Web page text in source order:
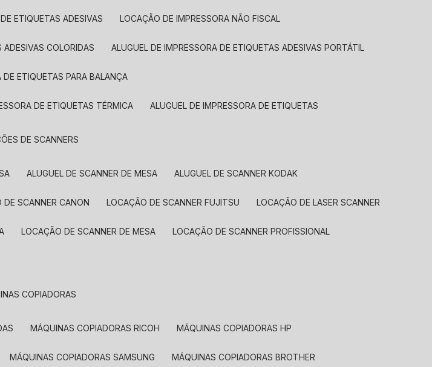
ETIQUETAS ADESIVAS LOCAÇÃO DE IMPRESSORA NÃO FISCAL
ADESIVAS COLORIDAS ALUGUEL DE IMPRESSORA DE ETIQUETAS ADESIVAS PORTÁTIL
DE ETIQUETAS PARA BALANÇA
DE ETIQUETAS TÉRMICA ALUGUEL DE IMPRESSORA DE ETIQUETAS
DE SCANNERS
ALUGUEL DE SCANNER DE MESA ALUGUEL DE SCANNER KODAK
DE SCANNER CANON LOCAÇÃO DE SCANNER FUJITSU LOCAÇÃO DE LASER SCANNER
LOCAÇÃO DE SCANNER DE MESA LOCAÇÃO DE SCANNER PROFISSIONAL
COPIADORAS
MÁQUINAS COPIADORAS RICOH MÁQUINAS COPIADORAS HP
MÁQUINAS COPIADORAS SAMSUNG MÁQUINAS COPIADORAS BROTHER